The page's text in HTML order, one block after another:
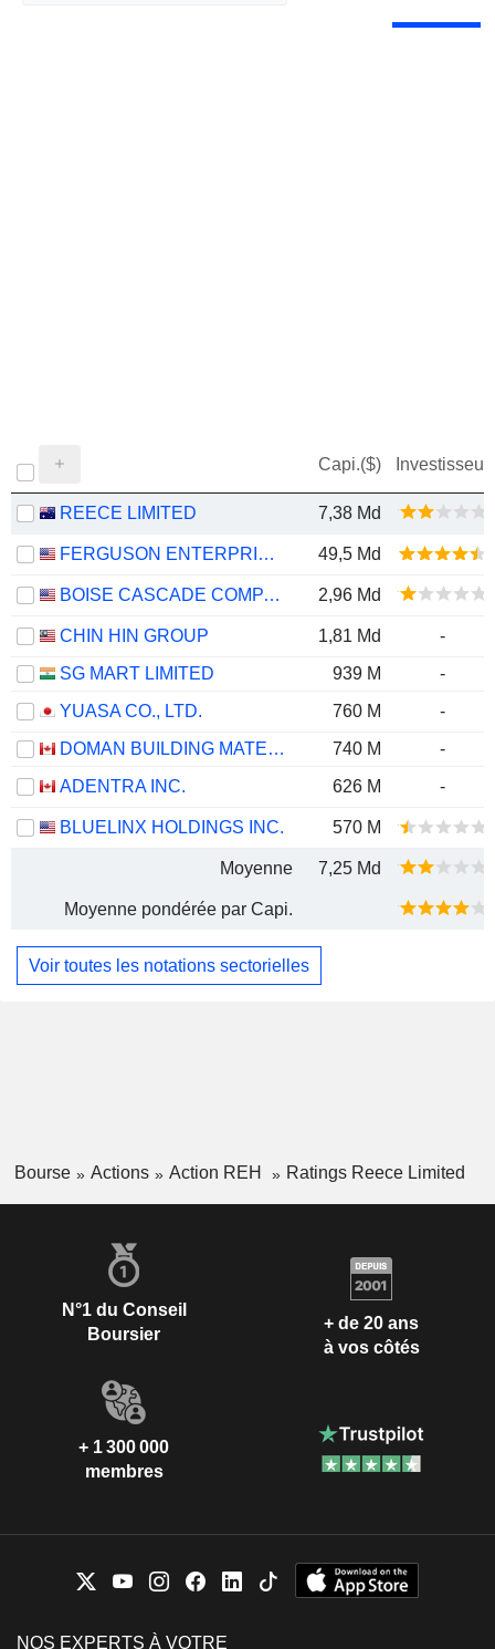
Capi.($) Investisseur
REECE LIMITED 7,38 Md
FERGUSON ENTERPRISES INC. 49,5 Md
BOISE CASCADE COMPANY 2,96 Md
CHIN HIN GROUP 1,81 Md
-
SG MART LIMITED
939 M
-
YUASA CO., LTD.
760 M
-
DOMAN BUILDING MATERIALS GROUP LTD.
740 M
-
ADENTRA INC.
626 M -
BLUELINX HOLDINGS INC. 570 M
Moyenne 7,25 Md
Moyenne pondérée par Capi.
Voir toutes les notations sectorielles
Bourse Actions Action REH Ratings Reece Limited
N°1 du Conseil
Boursier
+ de 20 ans
à vos côtés
+ 1 300 000
membres
NOS EXPERTS À VOTRE